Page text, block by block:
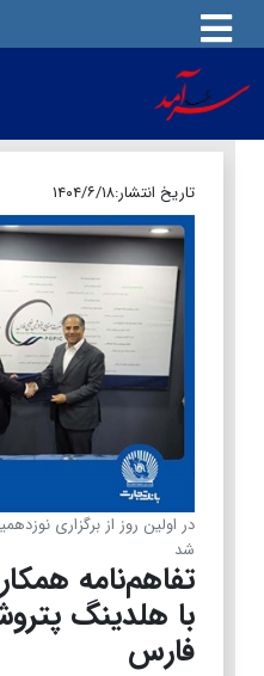
تاریخ انتشار:۱۴۰۴/۶/۱۸
در اولین روز از برگزاری
شد
تفاهم‌نامه
با هلدینگ
فارس